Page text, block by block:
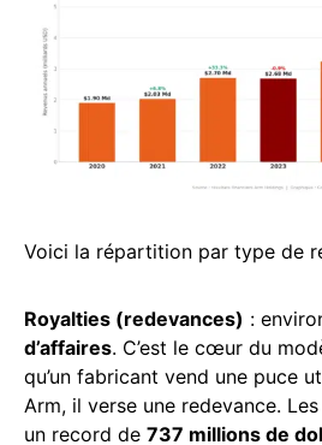
Voici la répartition par type de
Royalties (redevances) :
d’affaires. C’est le cœur du
qu’un fabricant vend une puce
Arm, il verse une redevance.
un record de 737 millions de